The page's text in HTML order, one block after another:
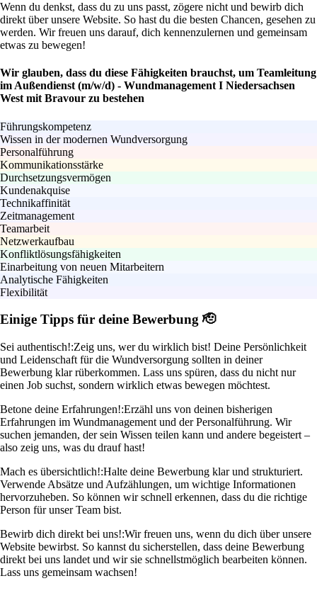
Wenn du denkst, dass du zu uns passt, zögere nicht und bewirb dich
direkt über unsere Website. So hast du die besten Chancen, gesehen zu
werden. Wir freuen uns darauf, dich kennenzulernen und gemeinsam
etwas zu bewegen!
Wir glauben, dass du diese Fähigkeiten brauchst, um Teamleitung
im Außendienst (m/w/d) - Wundmanagement I Niedersachsen
West mit Bravour zu bestehen
Führungskompetenz
Wissen in der modernen Wundversorgung
Personalführung
Kommunikationsstärke
Durchsetzungsvermögen
Kundenakquise
Technikaffinität
Zeitmanagement
Teamarbeit
Netzwerkaufbau
Konfliktlösungsfähigkeiten
Einarbeitung von neuen Mitarbeitern
Analytische Fähigkeiten
Flexibilität
Einige Tipps für deine Bewerbung 🫡
Sei authentisch!:Zeig uns, wer du wirklich bist! Deine Persönlichkeit
und Leidenschaft für die Wundversorgung sollten in deiner
Bewerbung klar rüberkommen. Lass uns spüren, dass du nicht nur
einen Job suchst, sondern wirklich etwas bewegen möchtest.
Betone deine Erfahrungen!:Erzähl uns von deinen bisherigen
Erfahrungen im Wundmanagement und der Personalführung. Wir
suchen jemanden, der sein Wissen teilen kann und andere begeistert –
also zeig uns, was du drauf hast!
Mach es übersichtlich!:Halte deine Bewerbung klar und strukturiert.
Verwende Absätze und Aufzählungen, um wichtige Informationen
hervorzuheben. So können wir schnell erkennen, dass du die richtige
Person für unser Team bist.
Bewirb dich direkt bei uns!:Wir freuen uns, wenn du dich über unsere
Website bewirbst. So kannst du sicherstellen, dass deine Bewerbung
direkt bei uns landet und wir sie schnellstmöglich bearbeiten können.
Lass uns gemeinsam wachsen!